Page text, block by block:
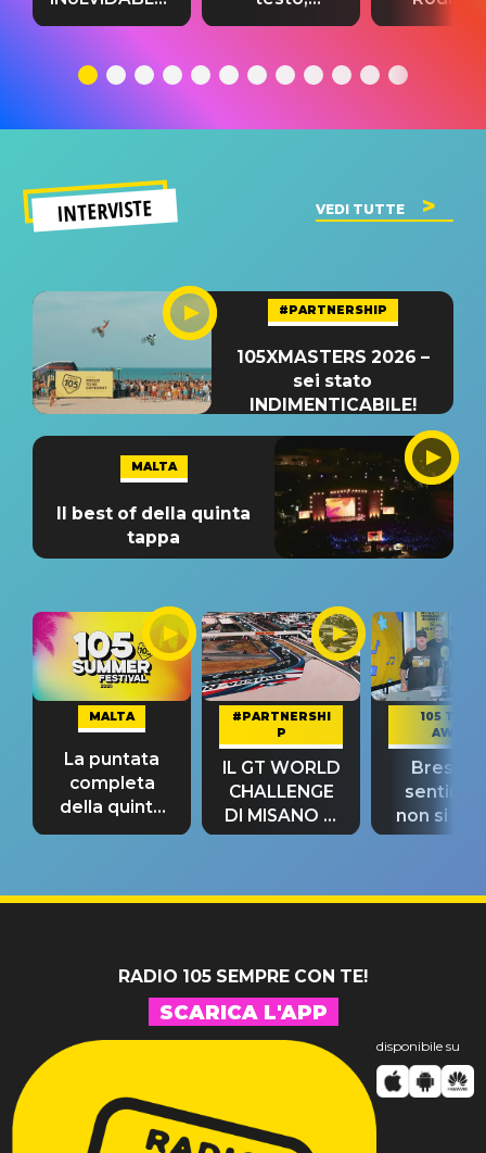
testo,
significato
traduzione e
del singolo
testo,
INTERVISTE VEDI TUTTE
#PARTNERSHIP
105XMASTERS 2026 –
sei stato
INDIMENTICABILE!
MALTA
Il best of della quinta
tappa
MALTA
La puntata
completa
della quinta
tappa
#PARTNERSHI
P
IL GT WORLD
CHALLENGE
DI MISANO si
riconferma
105 TAKE
AWAY
Bresh:
non si
fino alla
RADIO 105 SEMPRE CON TE!
SCARICA L'APP
disponibile su